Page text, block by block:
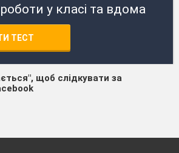
у класі та вдома
ТЕСТ
щоб слідкувати за